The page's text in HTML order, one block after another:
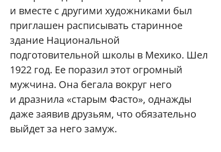
и вместе с другими художниками был
приглашен расписывать старинное
здание Национальной
подготовительной школы в Мехико. Шел
1922 год. Ее поразил этот огромный
мужчина. Она бегала вокруг него
и дразнила «старым Фасто», однажды
даже заявив друзьям, что обязательно
выйдет за него замуж.